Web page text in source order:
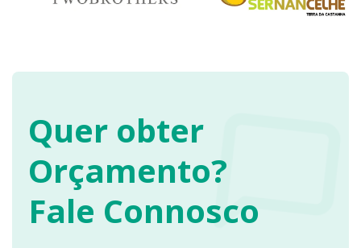
Quer obter
Orçamento?
Fale Connosco